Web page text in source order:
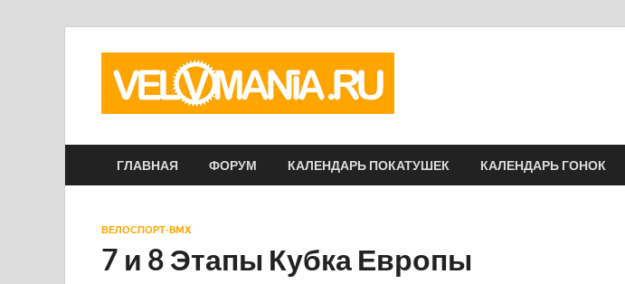
ГЛАВНАЯ ФОРУМ КАЛЕНДАРЬ ПОКАТУШЕК КАЛЕНДАРЬ ГОНОК
ВЕЛОСПОРТ-BMX
7 и 8 Этапы Кубка Европы